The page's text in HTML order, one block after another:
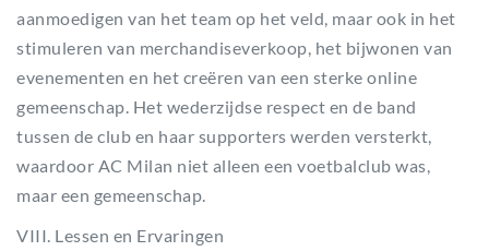
aanmoedigen van het team op het veld, maar ook in het
stimuleren van merchandiseverkoop, het bijwonen van
evenementen en het creëren van een sterke online
gemeenschap. Het wederzijdse respect en de band
tussen de club en haar supporters werden versterkt,
waardoor AC Milan niet alleen een voetbalclub was,
maar een gemeenschap.
VIII. Lessen en Ervaringen